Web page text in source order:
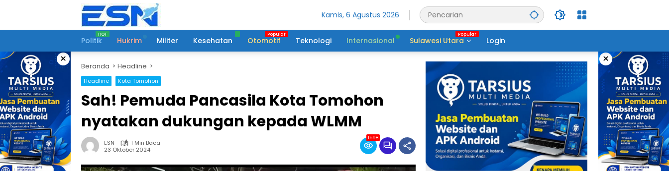
Kamis, 6 Agustus 2026
Politik Hukrim Militer Kesehatan Otomotif Teknologi Internasional Sulawesi Utara Login
× ×
Beranda Headline
Headline Kota Tomohon
Sah! Pemuda Pancasila Kota Tomohon
nyatakan dukungan kepada WLMM
ESN
1 Min Baca
23 Oktober 2024
1598